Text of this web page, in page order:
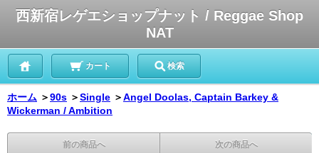
西新宿レゲエショップナット / Reggae Shop
NAT
カート 検索
ホーム ＞90s ＞Single ＞Angel Doolas, Captain Barkey &
Wickerman / Ambition
前の商品へ 次の商品へ